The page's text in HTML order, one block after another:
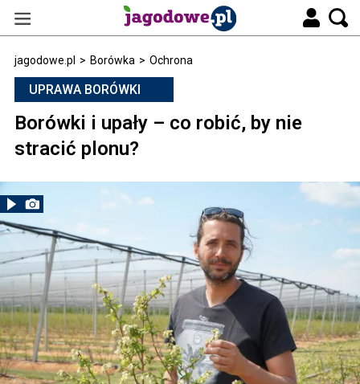
jagodowe.pl > Borówka > Ochrona
UPRAWA BORÓWKI
Borówki i upały – co robić, by nie
stracić plonu?